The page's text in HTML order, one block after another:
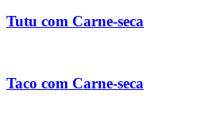
Tutu com Carne-seca
Taco com Carne-seca